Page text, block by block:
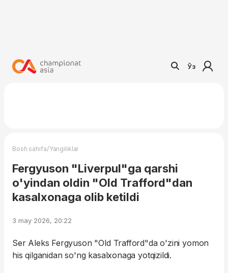
Ўз
Bosh sahifa/Yangiliklar
Fergyuson "Liverpul"ga qarshi
o'yindan oldin "Old Trafford"dan
kasalxonaga olib ketildi
3 may 2026, 20:22
Ser Aleks Fergyuson "Old Trafford"da o'zini yomon
his qilganidan so'ng kasalxonaga yotqizildi.